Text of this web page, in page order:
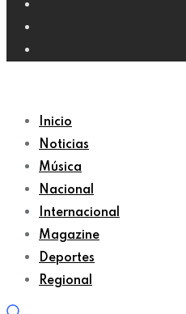
Inicio
Noticias
Música
Nacional
Internacional
Magazine
Deportes
Regional